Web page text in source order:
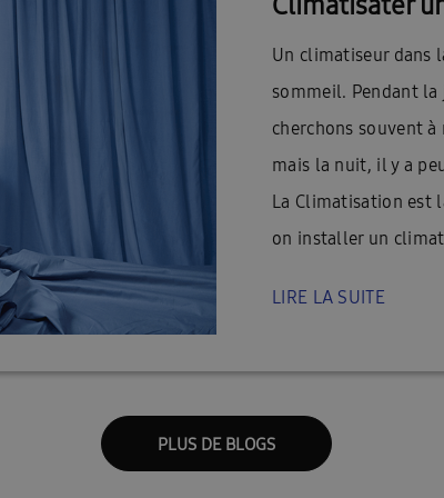
Un climatiseur dans
sommeil. Pendant
cherchons souvent à
mais la nuit, il y a
La Climatisation est
on installer un
LIRE LA SUITE
PLUS DE BLOGS